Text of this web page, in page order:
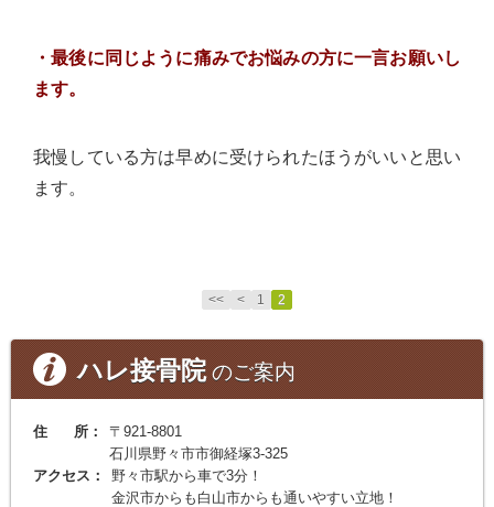
・最後に同じように痛みでお悩みの方に一言お願いし
ます。
我慢している方は早めに受けられたほうがいいと思い
ます。
<< < 1 2
ハレ接骨院 のご案内
住 所：
〒921-8801
石川県野々市市御経塚3-325
アクセス：
野々市駅から車で3分！
金沢市からも白山市からも通いやすい立地！